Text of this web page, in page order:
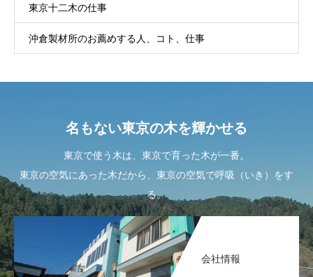
東京十二木の仕事
沖倉製材所のお薦めする人、コト、仕事
名もない東京の木を輝かせる
東京で使う木は、東京で育った木が一番。
東京の空気にあった木だから、東京の空気で呼吸（いき）をす
る。
会社情報